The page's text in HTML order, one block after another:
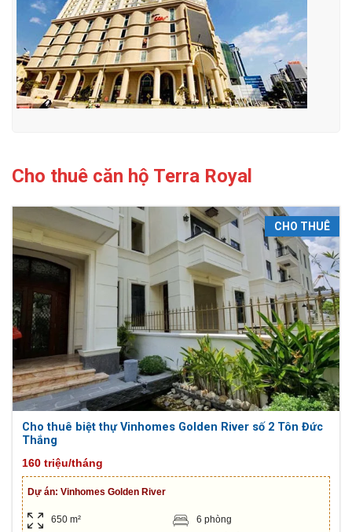
Cho thuê căn hộ Terra Royal
CHO THUÊ
Cho thuê biệt thự Vinhomes Golden River số 2 Tôn Đức
Thắng
160 triệu/tháng
Dự án: Vinhomes Golden River
650 m²
6 phòng